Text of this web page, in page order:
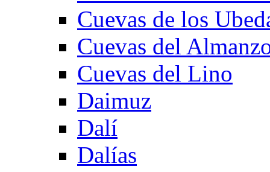
Cuevas de los
Cuevas del
Cuevas del Lino
Daimuz
Dalí
Dalías